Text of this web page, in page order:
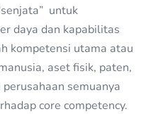
untuk
daya dan kapabilitas
kompetensi utama atau
aset fisik, paten,
semuanya
core competency.